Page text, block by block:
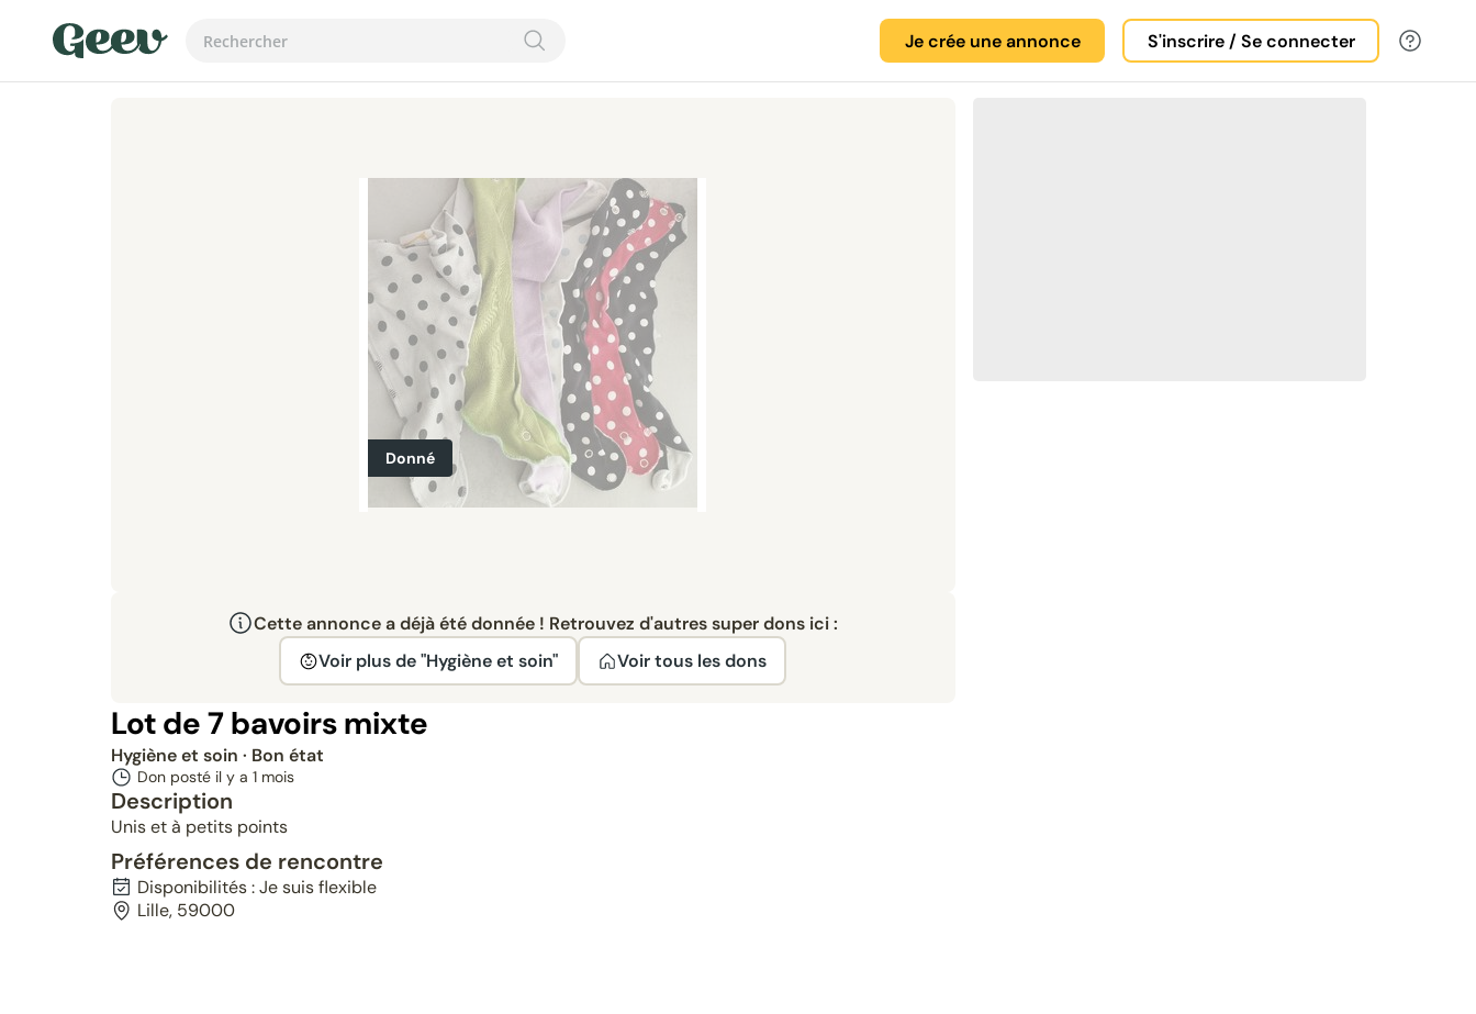
Je crée une annonce S'inscrire / Se connecter
Donné
Cette annonce a déjà été donnée ! Retrouvez d'autres super dons ici :
Voir plus de "Hygiène et soin"
Voir tous les dons
Lot de 7 bavoirs mixte
Hygiène et soin · Bon état
Don posté il y a 1 mois
Description
Unis et à petits points
Préférences de rencontre
Disponibilités : Je suis flexible
Lille, 59000